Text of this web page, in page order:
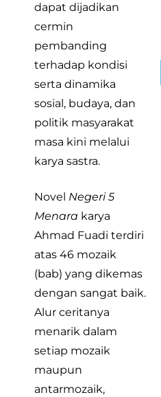
dapat dijadikan
cermin
pembanding
terhadap kondisi
serta dinamika
sosial, budaya, dan
politik masyarakat
masa kini melalui
karya sastra.
Novel Negeri 5
Menara karya
Ahmad Fuadi terdiri
atas 46 mozaik
(bab) yang dikemas
dengan sangat baik.
Alur ceritanya
menarik dalam
setiap mozaik
maupun
antarmozaik,